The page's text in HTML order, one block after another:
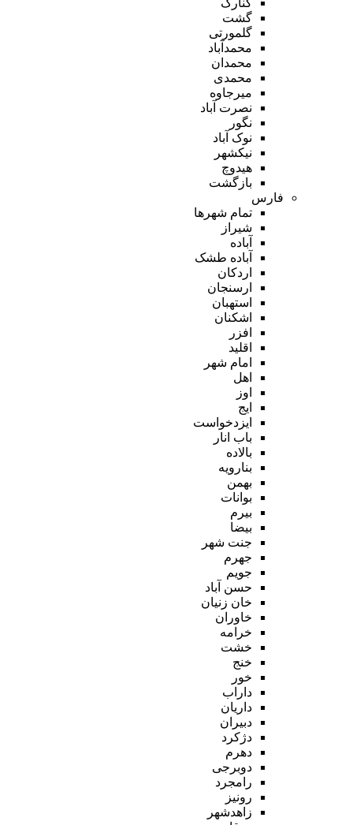
گشت
گلمورتی
محمدآباد
محمدان
محمدی
میرجاوه
نصرت آباد
نگور
نوک آباد
نیکشهر
هیدوچ
بازگشت
فارس
تمام شهر‌ها
شیراز
آباده
آباده طشک
اردکان
ارسنجان
استهبان
اشکنان
افزر
اقلید
امام شهر
اهل
اوز
ایج
ایزدخواست
باب انار
بالاده
بنارویه
بهمن
بوانات
بیرم
بیضا
جنت شهر
جهرم
جویم
حسن آباد
خان زنیان
خاوران
خرامه
خشت
خنج
خور
داراب
داریان
دبیران
دژکرد
دهرم
دوبرجی
رامجرد
رونیز
زاهدشهر